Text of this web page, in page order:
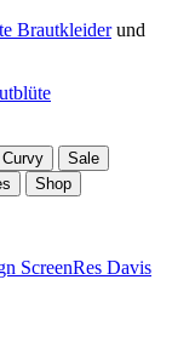
Brautkleiderund
Curvy
Sale
Shop